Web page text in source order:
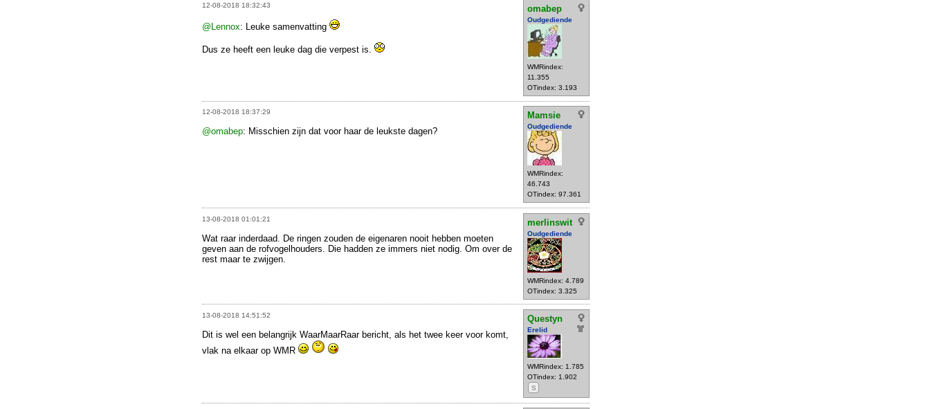
12-08-2018 18:32:43 omabep
Oudgediende
WMRindex:
11.355
OTindex: 3.193
@Lennox: Leuke samenvatting
Dus ze heeft een leuke dag die verpest is.
12-08-2018 18:37:29 Mamsie
Oudgediende
WMRindex:
46.743
OTindex: 97.361
@omabep: Misschien zijn dat voor haar de leukste dagen?
13-08-2018 01:01:21 merlinswit
Oudgediende
WMRindex: 4.789
OTindex: 3.325
Wat raar inderdaad. De ringen zouden de eigenaren nooit hebben moeten
geven aan de rofvogelhouders. Die hadden ze immers niet nodig. Om over de
rest maar te zwijgen.
13-08-2018 14:51:52 Questyn
Erelid
WMRindex: 1.785
OTindex: 1.902
S
Dit is wel een belangrijk WaarMaarRaar bericht, als het twee keer voor komt,
vlak na elkaar op WMR